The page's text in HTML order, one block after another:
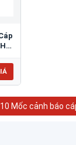
Mốc cảnh báo